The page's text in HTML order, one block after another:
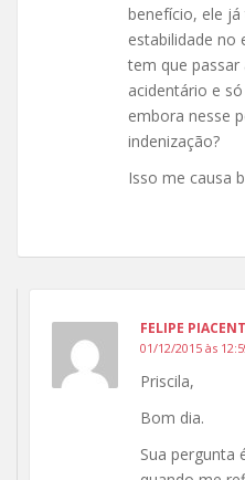
benefício, ele
estabilidade no
tem que passar
acidentário e
embora nesse
indenização?
Isso me causa
FELIPE
01/12/2015 às
Priscila,
Bom dia.
Sua pergunta